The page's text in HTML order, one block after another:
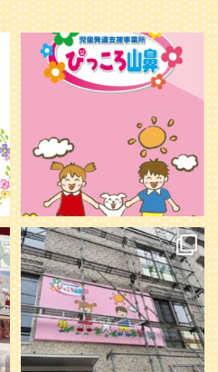
＼ 2026年6月1日 OPEN ／
...
25 0
『ぴっころ山鼻』オープンに向けて
準備が着々と進んでいます。
皆さんお楽しみに〜
...
26 0